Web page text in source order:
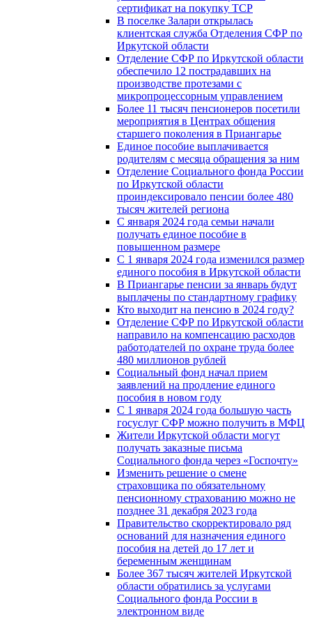
сертификат на покупку ТСР
В поселке Залари открылась
клиентская служба Отделения СФР по
Иркутской области
Отделение СФР по Иркутской области
обеспечило 12 пострадавших на
производстве протезами с
микропроцессорным управлением
Более 11 тысяч пенсионеров посетили
мероприятия в Центрах общения
старшего поколения в Приангарье
Единое пособие выплачивается
родителям с месяца обращения за ним
Отделение Социального фонда России
по Иркутской области
проиндексировало пенсии более 480
тысяч жителей региона
С января 2024 года семьи начали
получать единое пособие в
повышенном размере
С 1 января 2024 года изменился размер
единого пособия в Иркутской области
В Приангарье пенсии за январь будут
выплачены по стандартному графику
Кто выходит на пенсию в 2024 году?
Отделение СФР по Иркутской области
направило на компенсацию расходов
работодателей по охране труда более
480 миллионов рублей
Социальный фонд начал прием
заявлений на продление единого
пособия в новом году
С 1 января 2024 года большую часть
госуслуг СФР можно получить в МФЦ
Жители Иркутской области могут
получать заказные письма
Социального фонда через «Госпочту»
Изменить решение о смене
страховщика по обязательному
пенсионному страхованию можно не
позднее 31 декабря 2023 года
Правительство скорректировало ряд
оснований для назначения единого
пособия на детей до 17 лет и
беременным женщинам
Более 367 тысяч жителей Иркутской
области обратились за услугами
Социального фонда России в
электронном виде